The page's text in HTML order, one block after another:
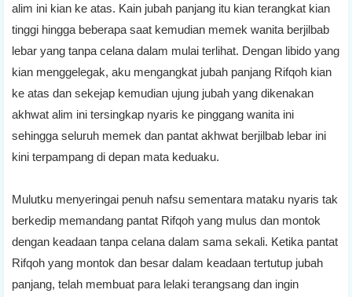
alim ini kian ke atas. Kain jubah panjang itu kian terangkat kian
tinggi hingga beberapa saat kemudian memek wanita berjilbab
lebar yang tanpa celana dalam mulai terlihat. Dengan libido yang
kian menggelegak, aku mengangkat jubah panjang Rifqoh kian
ke atas dan sekejap kemudian ujung jubah yang dikenakan
akhwat alim ini tersingkap nyaris ke pinggang wanita ini
sehingga seluruh memek dan pantat akhwat berjilbab lebar ini
kini terpampang di depan mata keduaku.
Mulutku menyeringai penuh nafsu sementara mataku nyaris tak
berkedip memandang pantat Rifqoh yang mulus dan montok
dengan keadaan tanpa celana dalam sama sekali. Ketika pantat
Rifqoh yang montok dan besar dalam keadaan tertutup jubah
panjang, telah membuat para lelaki terangsang dan ingin